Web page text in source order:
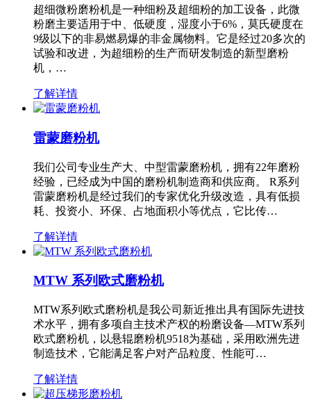
超细微粉磨粉机是一种细粉及超细粉的加工设备，此微
粉磨主要适用于中、低硬度，湿度小于6%，莫氏硬度在
9级以下的非易燃易爆的非金属物料。它是经过20多次的
试验和改进，为超细粉的生产而研发制造的新型磨粉
机，…
了解详情
雷蒙磨粉机
我们公司专业生产大、中型雷蒙磨粉机，拥有22年磨粉
经验，已经成为中国的磨粉机制造商和供应商。 R系列
雷蒙磨粉机是经过我们的专家优化升级改造，具有低损
耗、投资小、环保、占地面积小等优点，它比传…
了解详情
MTW 系列欧式磨粉机
MTW系列欧式磨粉机是我公司新近推出具有国际先进技
术水平，拥有多项自主技术产权的粉磨设备—MTW系列
欧式磨粉机，以悬辊磨粉机9518为基础，采用欧洲先进
制造技术，它能满足客户对产品粒度、性能可…
了解详情